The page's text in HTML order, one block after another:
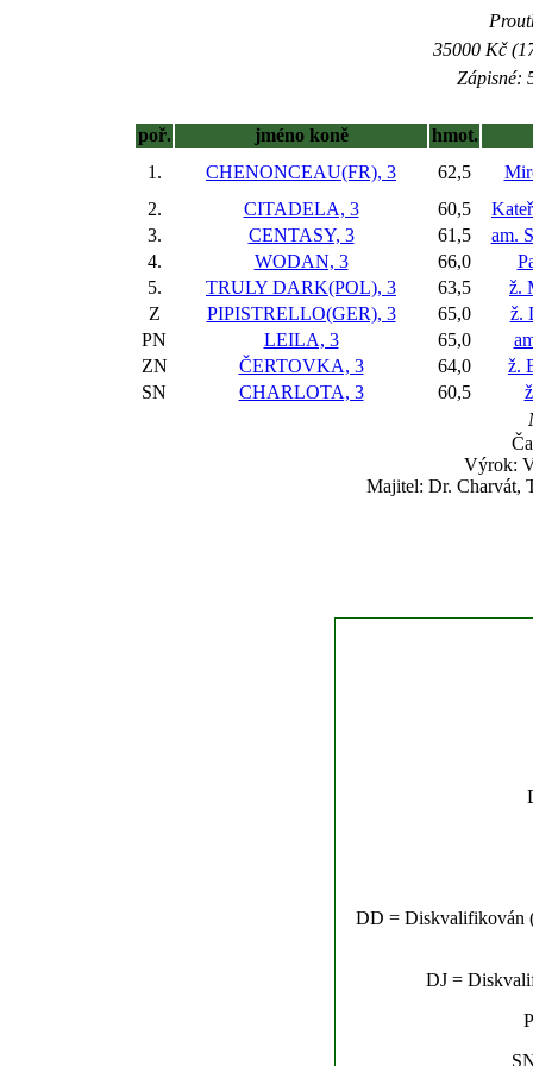
35000 Kč
Zápisné:
poř. jméno koně
hmot.
1.
CHENONCEAU(FR), 3 62,5
2.
CITADELA, 3 60,5
3.
CENTASY, 3 61,5
am.
4.
WODAN, 3 66,0
5.
TRULY DARK(POL), 3 63,5
ž.
Z
PIPISTRELLO(GER), 3 65,0
ž.
PN
LEILA, 3 65,0
ZN
ČERTOVKA, 3 64,0
ž.
SN
CHARLOTA, 3 60,5
Výrok:
Majitel: Dr. Charvát,
DD = Diskvalifikován
DJ =